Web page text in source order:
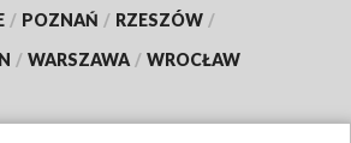
/ POZNAŃ / RZESZÓW /
/ WARSZAWA / WROCŁAW